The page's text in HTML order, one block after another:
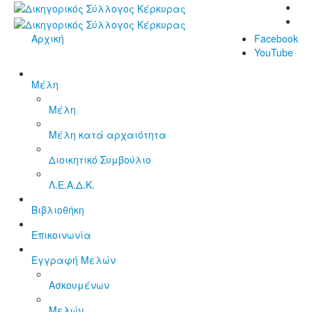
Facebook
YouTube
Αρχική
Μέλη
Μέλη
Μέλη κατά αρχαιότητα
Διοικητικό Συμβούλιο
Λ.Ε.Α.Δ.Κ.
Βιβλιοθήκη
Επικοινωνία
Εγγραφή Μελών
Ασκουμένων